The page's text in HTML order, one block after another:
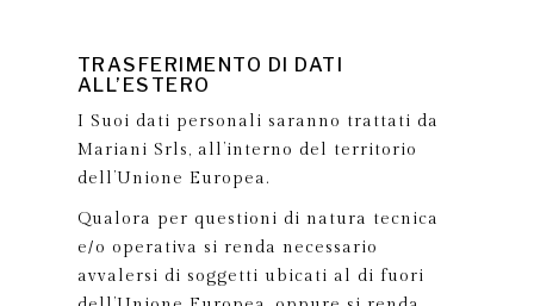
TRASFERIMENTO DI DATI
ALL’ESTERO
I Suoi dati personali saranno trattati da
Mariani Srls, all’interno del territorio
dell’Unione Europea.
Qualora per questioni di natura tecnica
e/o operativa si renda necessario
avvalersi di soggetti ubicati al di fuori